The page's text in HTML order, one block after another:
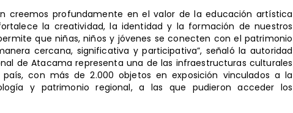
creemos profundamente en el valor de la educación artística
la creatividad, la identidad y la formación de nuestros
que niñas, niños y jóvenes se conecten con el patrimonio
cercana, significativa y participativa”, señaló la autoridad
de Atacama representa una de las infraestructuras culturales
con más de 2.000 objetos en exposición vinculados a la
y patrimonio regional, a las que pudieron acceder los